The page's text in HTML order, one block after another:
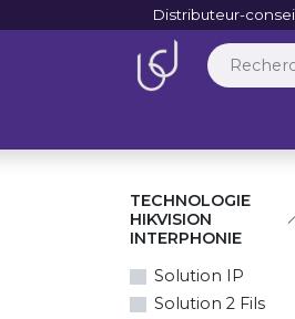
Distributeur-
TECHNOLOGIE
HIKVISION
INTERPHONIE
Solution IP
Solution 2 Fils